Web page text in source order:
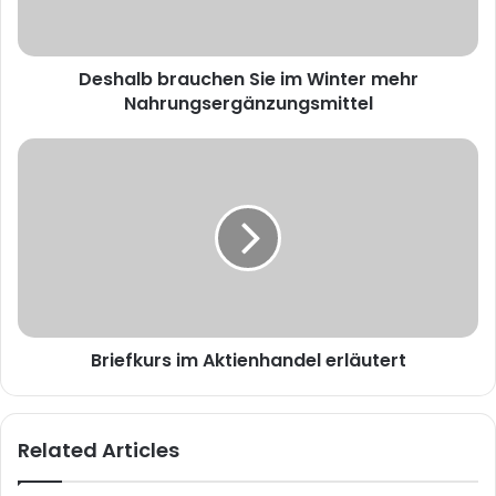
Deshalb brauchen Sie im Winter mehr
Nahrungsergänzungsmittel
Briefkurs im Aktienhandel erläutert
Related Articles